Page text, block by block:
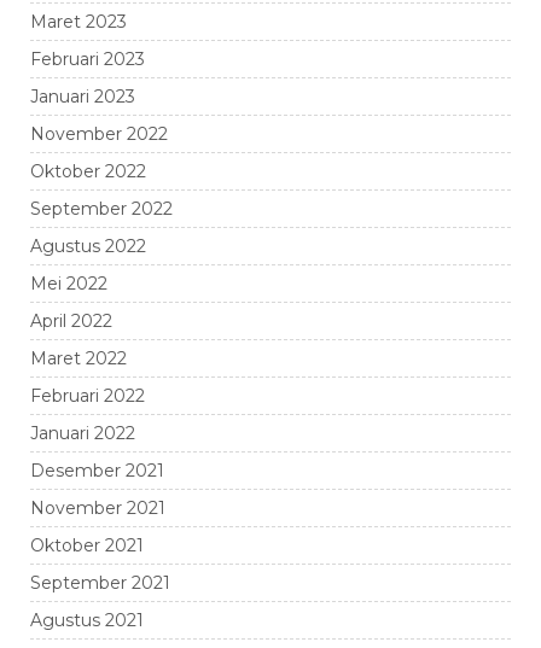
Maret 2023
Februari 2023
Januari 2023
November 2022
Oktober 2022
September 2022
Agustus 2022
Mei 2022
April 2022
Maret 2022
Februari 2022
Januari 2022
Desember 2021
November 2021
Oktober 2021
September 2021
Agustus 2021